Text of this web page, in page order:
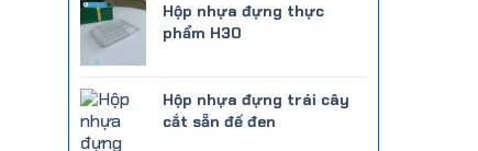
Hộp nhựa đựng thực
phẩm H30
Hộp nhựa đựng trái cây
cắt sẵn đế đen